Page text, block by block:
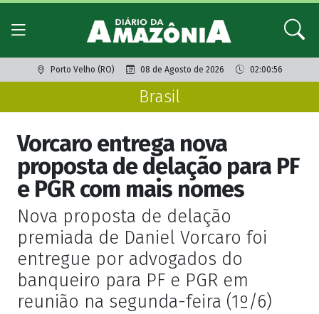
Porto Velho (RO) 08 de Agosto de 2026 02:00:56
Brasil
Vorcaro entrega nova
proposta de delação para PF
e PGR com mais nomes
Nova proposta de delação
premiada de Daniel Vorcaro foi
entregue por advogados do
banqueiro para PF e PGR em
reunião na segunda-feira (1º/6)